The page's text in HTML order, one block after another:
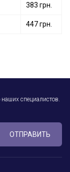
383 грн.
447 грн.
специалистов.
ОТПРАВИТЬ